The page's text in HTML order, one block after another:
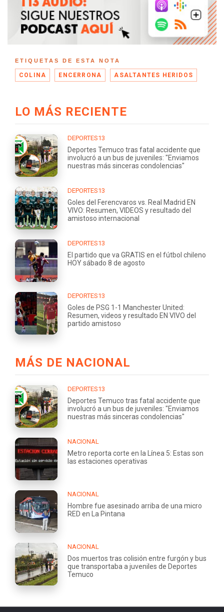
ETIQUETAS DE ESTA NOTA
COLINA ENCERRONA ASALTANTES HERIDOS
LO MÁS RECIENTE
DEPORTES13
Deportes Temuco tras fatal accidente que
involucró a un bus de juveniles: "Enviamos
nuestras más sinceras condolencias"
DEPORTES13
Goles del Ferencvaros vs. Real Madrid EN
VIVO: Resumen, VIDEOS y resultado del
amistoso internacional
DEPORTES13
El partido que va GRATIS en el fútbol chileno
HOY sábado 8 de agosto
DEPORTES13
Goles de PSG 1-1 Manchester United:
Resumen, videos y resultado EN VIVO del
partido amistoso
MÁS DE NACIONAL
DEPORTES13
Deportes Temuco tras fatal accidente que
involucró a un bus de juveniles: "Enviamos
nuestras más sinceras condolencias"
NACIONAL
Metro reporta corte en la Línea 5: Estas son
las estaciones operativas
NACIONAL
Hombre fue asesinado arriba de una micro
RED en La Pintana
NACIONAL
Dos muertos tras colisión entre furgón y bus
que transportaba a juveniles de Deportes
Temuco